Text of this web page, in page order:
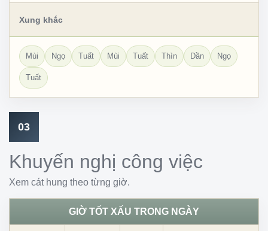
Xung khắc
Mùi Ngọ Tuất Mùi Tuất Thìn Dần Ngọ
Tuất
03
Khuyến nghị công việc
Xem cát hung theo từng giờ.
GIỜ TỐT XẤU TRONG NGÀY